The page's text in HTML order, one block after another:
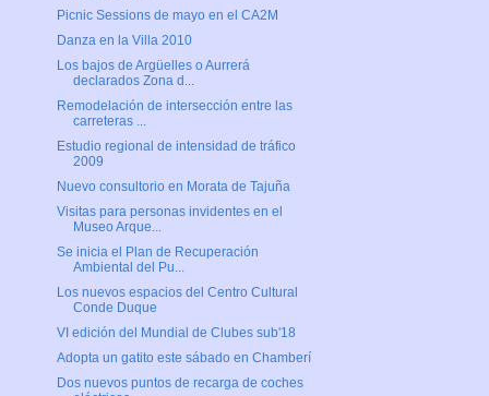
Picnic Sessions de mayo en el CA2M
Danza en la Villa 2010
Los bajos de Argüelles o Aurrerá
declarados Zona d...
Remodelación de intersección entre las
carreteras ...
Estudio regional de intensidad de tráfico
2009
Nuevo consultorio en Morata de Tajuña
Visitas para personas invidentes en el
Museo Arque...
Se inicia el Plan de Recuperación
Ambiental del Pu...
Los nuevos espacios del Centro Cultural
Conde Duque
VI edición del Mundial de Clubes sub'18
Adopta un gatito este sábado en Chamberí
Dos nuevos puntos de recarga de coches